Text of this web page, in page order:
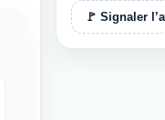
🚩 Signaler